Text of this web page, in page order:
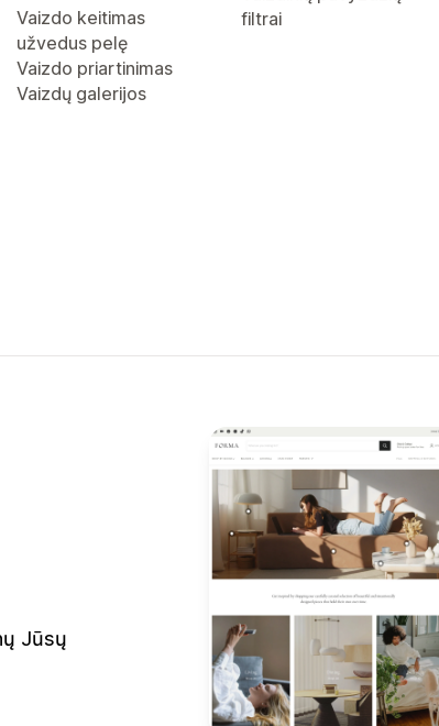
Vaizdo keitimas
užvedus pelę
Vaizdo priartinimas
Vaizdų galerijos
filtrai
Jūsų